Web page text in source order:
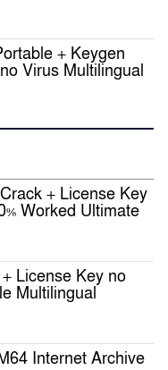
+ Keygen
Virus Multilingual
+ License Key
Worked Ultimate
License Key no
Multilingual
Internet Archive